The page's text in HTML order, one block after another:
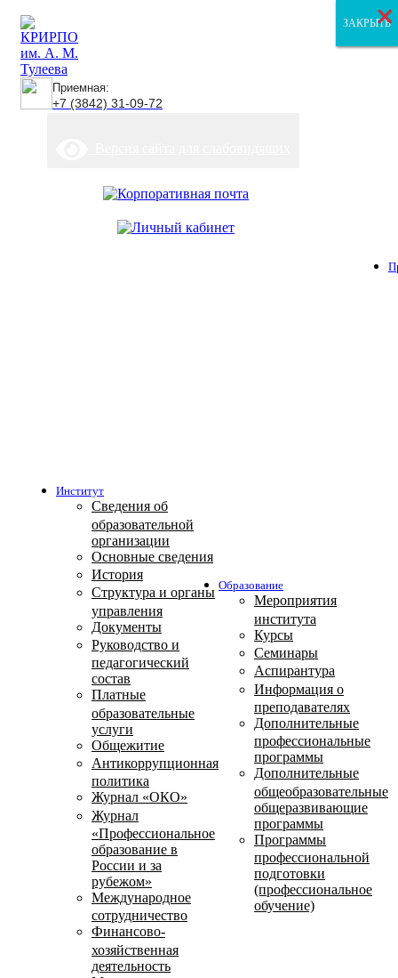
Приемная:
+7 (3842) 31-09-72
Институт
Сведения об
образовательной
организации
Основные сведения
История
Структура и органы
управления
Документы
Руководство и
педагогический
состав
Платные
образовательные
услуги
Общежитие
Антикоррупционная
политика
Журнал «ОКО»
Журнал
«Профессиональное
образование в
России и за
рубежом»
Международное
сотрудничество
Финансово-
хозяйственная
деятельность
Образование
Мероприятия
института
Курсы
Семинары
Аспирантура
Информация о
преподавателях
Дополнительные
профессиональные
программы
Дополнительные
общеобразовательные
общеразвивающие
программы
Программы
профессиональной
подготовки
(профессиональное
обучение)
ЗАКРЫТЬ
ЗАКРЫТЬ
ЗАКРЫТЬ
×
×
×